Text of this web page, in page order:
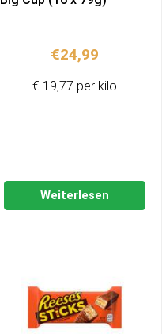
€24,99
Weiterlesen
€ 19,77 per kilo